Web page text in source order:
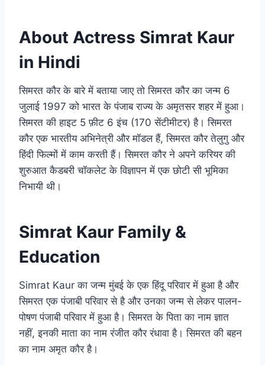
About Actress Simrat Kaur
in Hindi
सिमरत कौर के बारे में बताया जाए तो सिमरत कौर का जन्म 6
जुलाई 1997 को भारत के पंजाब राज्य के अमृतसर शहर में हुआ।
सिमरत की हाइट 5 फ़ीट 6 इंच (170 सेंटीमीटर) है। सिमरत
कौर एक भारतीय अभिनेत्री और मॉडल हैं, सिमरत कौर तेलुगु और
हिंदी फिल्मों में काम करती हैं। सिमरत कौर ने अपने करियर की
शुरुआत कैडबरी चॉकलेट के विज्ञापन में एक छोटी सी भूमिका
निभायी थी।
Simrat Kaur Family &
Education
Simrat Kaur का जन्म मुंबई के एक हिंदू परिवार में हुआ है और
सिमरत एक पंजाबी परिवार से है और उनका जन्म से लेकर पालन-
पोषण पंजाबी परिवार में हुआ है। सिमरत के पिता का नाम ज्ञात
नहीं, इनकी माता का नाम रंजीत कौर रंधावा है। सिमरत की बहन
का नाम अमृत ​​कौर है।